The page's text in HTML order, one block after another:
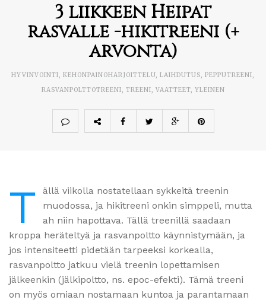
3 liikkeen Heipat
rasvalle -hikitreeni (+
arvonta)
HYVINVOINTI, KEHONPAINOHARJOITTELU, LAIHDUTUS, PEPPUTREENI,
RASVANPOLTTOTREENI, TREENI, VAATTEET, YLEINEN
T
ällä viikolla nostatellaan sykkeitä treenin
muodossa, ja hikitreeni onkin simppeli, mutta
ah niin hapottava. Tällä treenillä saadaan
kroppa heräteltyä ja rasvanpoltto käynnistymään, ja
jos intensiteetti pidetään tarpeeksi korkealla,
rasvanpoltto jatkuu vielä treenin lopettamisen
jälkeenkin (jälkipoltto, ns. epoc-efekti). Tämä treeni
on myös omiaan nostamaan kuntoa ja parantamaan